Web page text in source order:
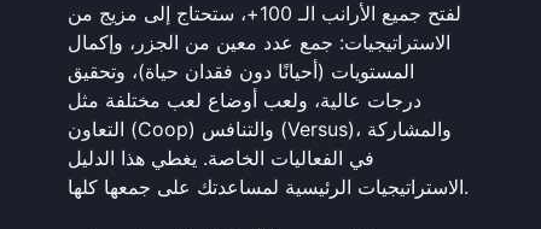
لفتح جميع الأرانب الـ 100+، ستحتاج إلى مزيج من
الاستراتيجيات: جمع عدد معين من الجزر، وإكمال
المستويات (أحيانًا دون فقدان حياة)، وتحقيق
درجات عالية، ولعب أوضاع لعب مختلفة مثل
التعاون (Coop) والتنافس (Versus)، والمشاركة
في الفعاليات الخاصة. يغطي هذا الدليل
الاستراتيجيات الرئيسية لمساعدتك على جمعها كلها .